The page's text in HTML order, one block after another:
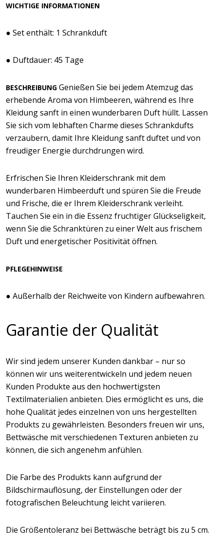
WICHTIGE INFORMATIONEN
● Set enthält: 1 Schrankduft
● Duftdauer: 45 Tage
BESCHREIBUNG Genießen Sie bei jedem Atemzug das
erhebende Aroma von Himbeeren, während es Ihre
Kleidung sanft in einen wunderbaren Duft hüllt. Lassen
Sie sich vom lebhaften Charme dieses Schrankdufts
verzaubern, damit Ihre Kleidung sanft duftet und von
freudiger Energie durchdrungen wird.
Erfrischen Sie Ihren Kleiderschrank mit dem
wunderbaren Himbeerduft und spüren Sie die Freude
und Frische, die er Ihrem Kleiderschrank verleiht.
Tauchen Sie ein in die Essenz fruchtiger Glückseligkeit,
wenn Sie die Schranktüren zu einer Welt aus frischem
Duft und energetischer Positivität öffnen.
PFLEGEHINWEISE
● Außerhalb der Reichweite von Kindern aufbewahren.
Garantie der Qualität
Wir sind jedem unserer Kunden dankbar – nur so
können wir uns weiterentwickeln und jedem neuen
Kunden Produkte aus den hochwertigsten
Textilmaterialien anbieten. Dies ermöglicht es uns, die
hohe Qualität jedes einzelnen von uns hergestellten
Produkts zu gewährleisten. Besonders freuen wir uns,
Bettwäsche mit verschiedenen Texturen anbieten zu
können, die sich angenehm anfühlen.
Die Farbe des Produkts kann aufgrund der
Bildschirmauflösung, der Einstellungen oder der
fotografischen Beleuchtung leicht variieren.
Die Größentoleranz bei Bettwäsche beträgt bis zu 5 cm.